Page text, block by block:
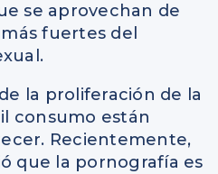
se aprovechan de
fuertes del
la proliferación de la
consumo están
Recientemente,
que la pornografía es